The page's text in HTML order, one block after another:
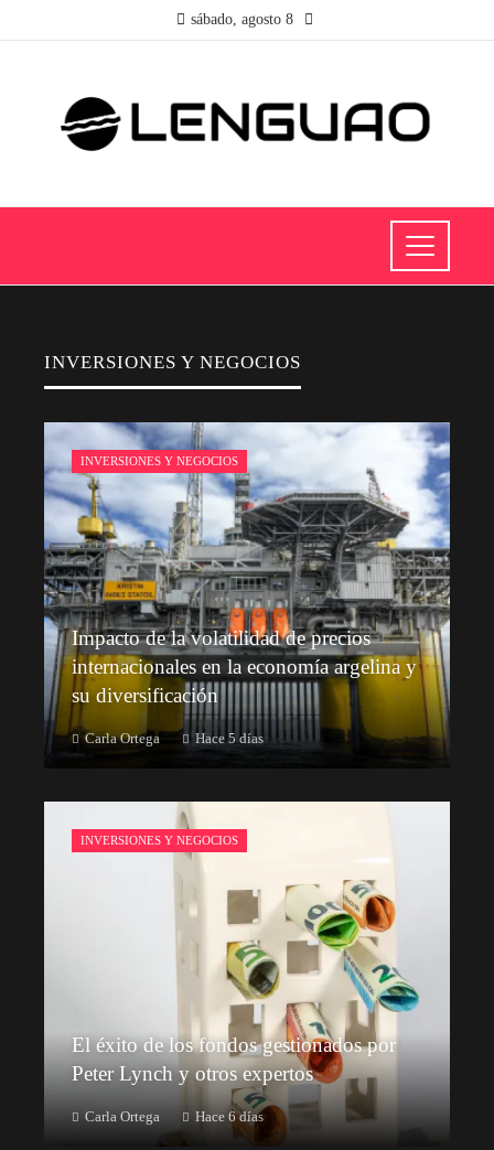
sábado, agosto 8
INVERSIONES Y NEGOCIOS
INVERSIONES Y NEGOCIOS
Impacto de la volatilidad de precios
internacionales en la economía argelina y
su diversificación
Carla Ortega Hace 5 días
INVERSIONES Y NEGOCIOS
El éxito de los fondos gestionados por
Peter Lynch y otros expertos
Carla Ortega Hace 6 días